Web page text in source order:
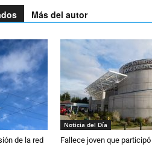
Más del autor
de la red
Noticia del Día
Fallece joven que participó